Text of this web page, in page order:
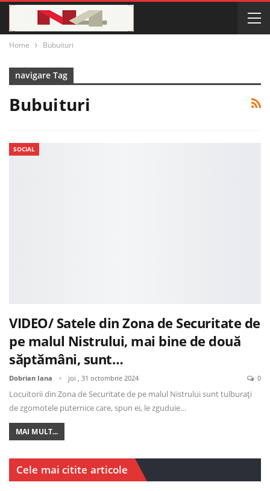
Home Bubuituri
navigare Tag
Bubuituri
SOCIAL
VIDEO/ Satele din Zona de Securitate de
pe malul Nistrului, mai bine de două
săptămâni, sunt…
Dobrian Iana joi , 31 octombrie 2024 0
Locuitorii din Zona de Securitate de pe malul Nistrului sunt tulburați
de zgomotele puternice care, spun ei, le zguduie…
MAI MULT...
Cele mai citite articole